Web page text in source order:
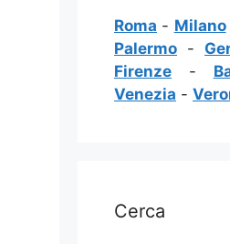
Roma - Milano
Palermo -
Firenze -
Venezia -
Cerca